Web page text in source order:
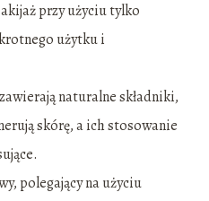
przy użyciu tylko
użytku i
naturalne składniki,
skórę, a ich stosowanie
polegający na użyciu